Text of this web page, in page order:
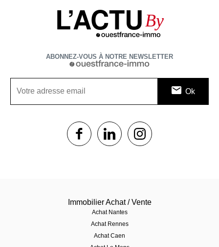
L’ACTU By
ABONNEZ-VOUS À NOTRE NEWSLETTER
1$s 1$s
Immobilier Achat / Vente
Achat Nantes
Achat Rennes
Achat Caen